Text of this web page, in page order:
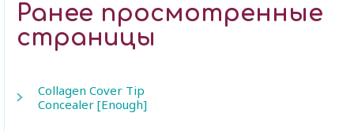
Ранее просмотренные
страницы
Collagen Cover Tip
Concealer [Enough]